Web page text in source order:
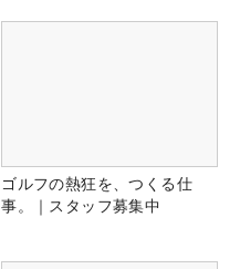
ゴルフの熱狂を、つくる仕
事。｜スタッフ募集中